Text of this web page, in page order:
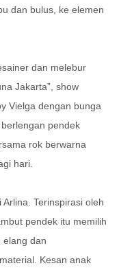
dan bulus, ke elemen
dan melebur
Jakarta”, show
Vielga dengan bunga
pendek
rok berwarna
hari.
Terinspirasi oleh
pendek itu memilih
elang dan
Kesan anak